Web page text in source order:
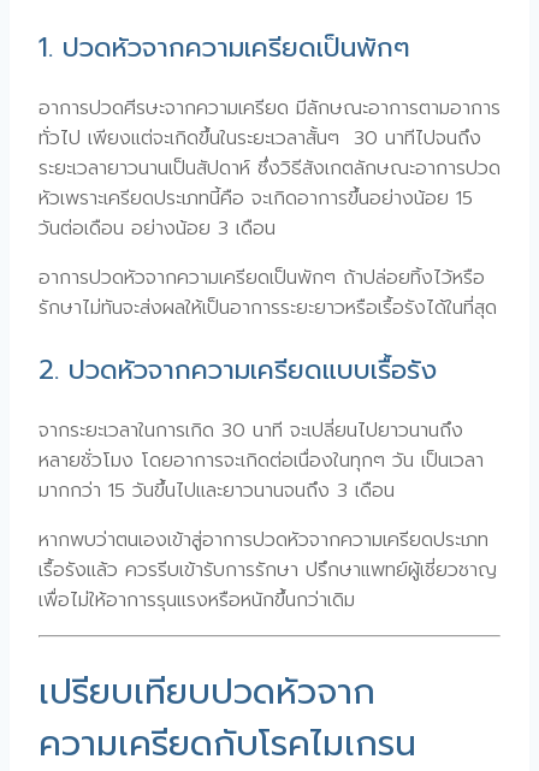
1. ปวดหัวจากความเครียดเป็นพักๆ
อาการปวดศีรษะจากความเครียด มีลักษณะอาการตามอาการ
ทั่วไป เพียงแต่จะเกิดขึ้นในระยะเวลาสั้นๆ 30 นาทีไปจนถึง
ระยะเวลายาวนานเป็นสัปดาห์ ซึ่งวิธีสังเกตลักษณะอาการปวด
หัวเพราะเครียดประเภทนี้คือ จะเกิดอาการขึ้นอย่างน้อย 15
วันต่อเดือน อย่างน้อย 3 เดือน
อาการปวดหัวจากความเครียดเป็นพักๆ ถ้าปล่อยทิ้งไว้หรือ
รักษาไม่ทันจะส่งผลให้เป็นอาการระยะยาวหรือเรื้อรังได้ในที่สุด
2. ปวดหัวจากความเครียดแบบเรื้อรัง
จากระยะเวลาในการเกิด 30 นาที จะเปลี่ยนไปยาวนานถึง
หลายชั่วโมง โดยอาการจะเกิดต่อเนื่องในทุกๆ วัน เป็นเวลา
มากกว่า 15 วันขึ้นไปและยาวนานจนถึง 3 เดือน
หากพบว่าตนเองเข้าสู่อาการปวดหัวจากความเครียดประเภท
เรื้อรังแล้ว ควรรีบเข้ารับการรักษา ปรึกษาแพทย์ผู้เชี่ยวชาญ
เพื่อไม่ให้อาการรุนแรงหรือหนักขึ้นกว่าเดิม
เปรียบเทียบปวดหัวจาก
ความเครียดกับโรคไมเกรน